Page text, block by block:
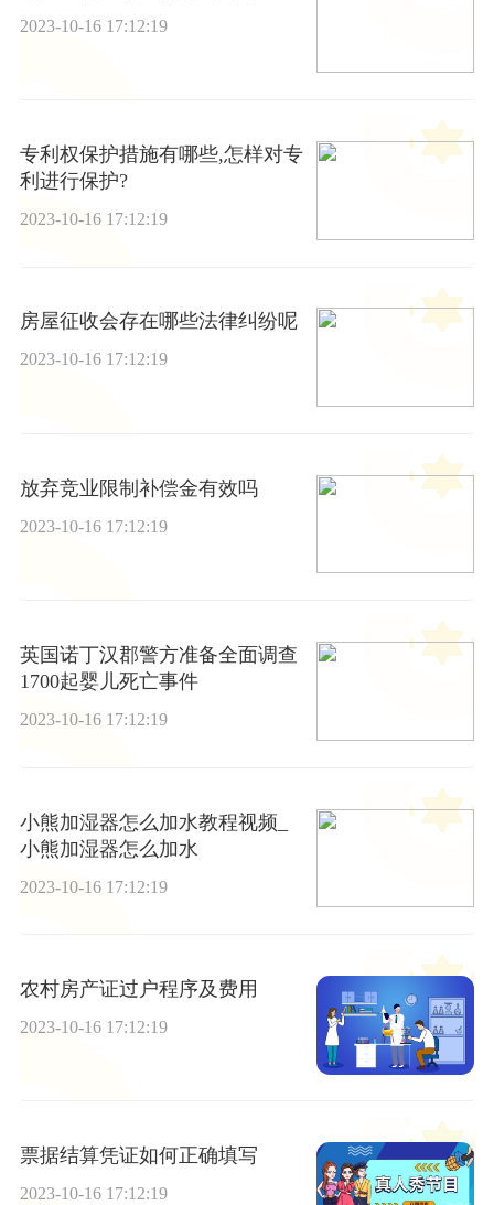
2023-10-16 17:12:19
专利权保护措施有哪些,怎样对专
利进行保护?
2023-10-16 17:12:19
房屋征收会存在哪些法律纠纷呢
2023-10-16 17:12:19
放弃竞业限制补偿金有效吗
2023-10-16 17:12:19
英国诺丁汉郡警方准备全面调查
1700起婴儿死亡事件
2023-10-16 17:12:19
小熊加湿器怎么加水教程视频_
小熊加湿器怎么加水
2023-10-16 17:12:19
农村房产证过户程序及费用
2023-10-16 17:12:19
票据结算凭证如何正确填写
2023-10-16 17:12:19